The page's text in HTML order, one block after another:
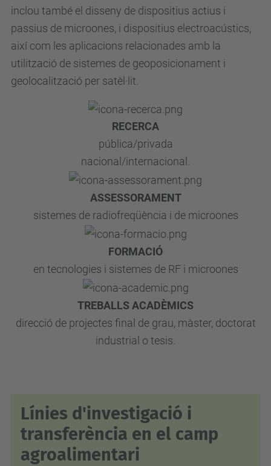
inclou també el disseny de dispositius actius i
passius de microones, i dispositius electroacústics,
així com les aplicacions relacionades amb la
utilització de sistemes de geoposicionament i
geolocalització per satèl·lit.
RECERCA
pública/privada
nacional/internacional.
ASSESSORAMENT
sistemes de radiofreqüència i de microones
FORMACIÓ
en tecnologies i sistemes de RF i microones
TREBALLS ACADÈMICS
direcció de projectes final de grau, màster, doctorat
industrial o tesis.
Línies d'investigació i
transferència en el camp
agroalimentari